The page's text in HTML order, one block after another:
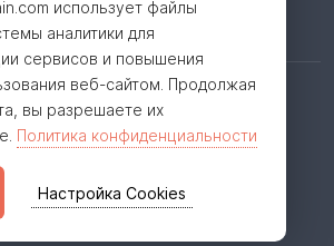
использует файлы
аналитики для
сервисов и повышения
веб-сайтом. Продолжая
вы разрешаете их
Политика конфиденциальности
Настройка Cookies